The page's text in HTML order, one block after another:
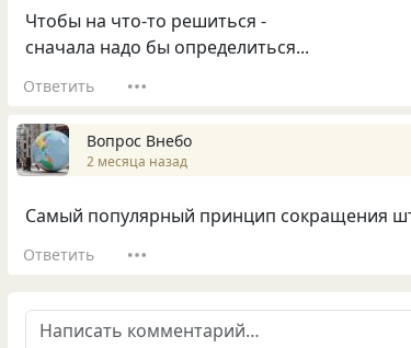
Чтобы на что-то решиться -
сначала надо бы определиться...
Ответить
Вопрос Внебо
2 месяца назад
Самый популярный принцип сокращения
Ответить